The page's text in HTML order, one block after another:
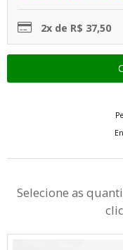
2x de R$ 37,50
Selecione as